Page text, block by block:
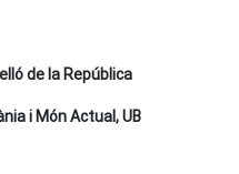
de la República
i Món Actual, UB